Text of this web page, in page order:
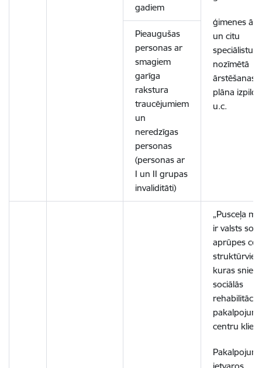
ģimenes
un citu
speciālistu
nozīmētā
ārstēšanas
plāna
u.c.
gadiem
Pieaugušas
personas ar
smagiem
garīga
rakstura
traucējumiem
un
neredzīgas
personas
(personas ar
I un II grupas
invaliditāti)
„Pusceļa
ir valsts
aprūpes
kuras sniedz
sociālās
centru